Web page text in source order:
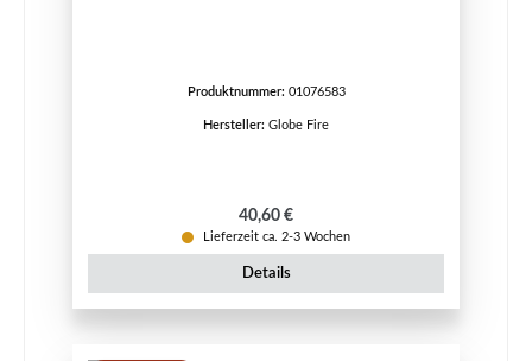
Produktnummer: 01076583
Hersteller: Globe Fire
Regulärer Preis:
40,60 €
Lieferzeit ca. 2-3 Wochen
Details